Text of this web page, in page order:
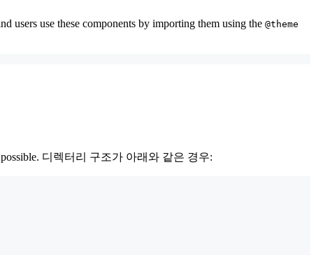
users use these components by importing them using the @theme
possible. 디렉터리 구조가 아래와 같은 경우: